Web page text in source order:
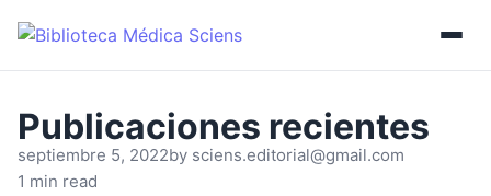
septiembre 5, 2022by sciens.editorial@gmail.com
1 min read